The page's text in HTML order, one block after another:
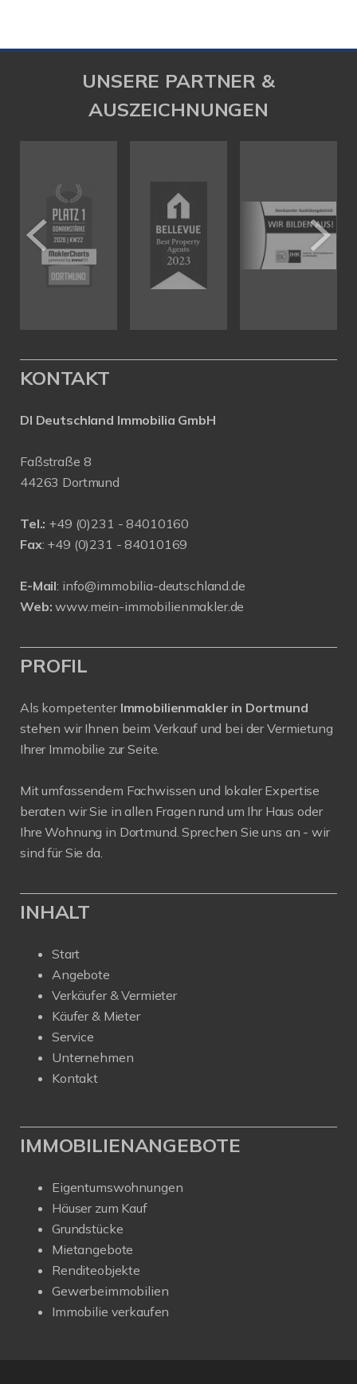
UNSERE PARTNER &
AUSZEICHNUNGEN
KONTAKT
DI Deutschland Immobilia GmbH
Faßstraße 8
44263 Dortmund
Tel.: +49 (0)231 - 84010160
Fax: +49 (0)231 - 84010169
E-Mail: info@immobilia-deutschland.de
Web: www.mein-immobilienmakler.de
PROFIL
Als kompetenter Immobilienmakler in Dortmund
stehen wir Ihnen beim Verkauf und bei der Vermietung
Ihrer Immobilie zur Seite.
Mit umfassendem Fachwissen und lokaler Expertise
beraten wir Sie in allen Fragen rund um Ihr Haus oder
Ihre Wohnung in Dortmund. Sprechen Sie uns an - wir
sind für Sie da.
INHALT
Start
Angebote
Verkäufer & Vermieter
Käufer & Mieter
Service
Unternehmen
Kontakt
IMMOBILIENANGEBOTE
Eigentumswohnungen
Häuser zum Kauf
Grundstücke
Mietangebote
Renditeobjekte
Gewerbeimmobilien
Immobilie verkaufen